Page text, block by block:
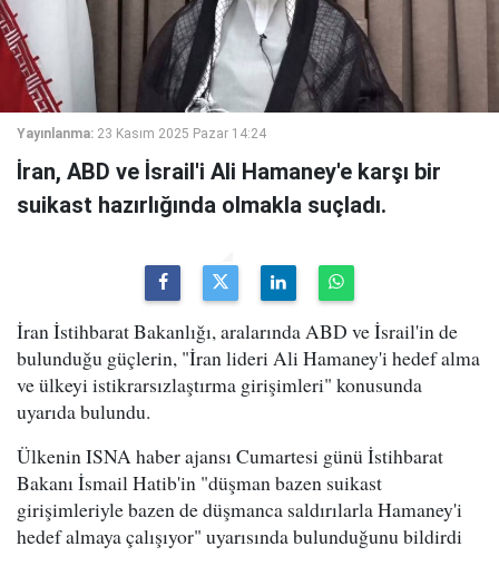
Yayınlanma: 23 Kasım 2025 Pazar 14:24
İran, ABD ve İsrail'i Ali Hamaney'e karşı bir
suikast hazırlığında olmakla suçladı.
İran İstihbarat Bakanlığı, aralarında ABD ve İsrail'in de
bulunduğu güçlerin, "İran lideri Ali Hamaney'i hedef alma
ve ülkeyi istikrarsızlaştırma girişimleri" konusunda
uyarıda bulundu.
Ülkenin ISNA haber ajansı Cumartesi günü İstihbarat
Bakanı İsmail Hatib'in "düşman bazen suikast
girişimleriyle bazen de düşmanca saldırılarla Hamaney'i
hedef almaya çalışıyor" uyarısında bulunduğunu bildirdi